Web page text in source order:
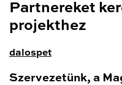
Partnereket
projekthez
dalospet
Szervezetünk, a